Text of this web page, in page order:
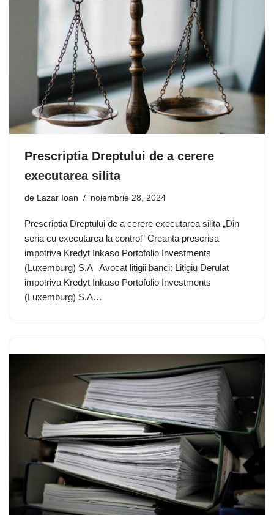
Prescriptia Dreptului de a cerere
executarea silita
de Lazar Ioan noiembrie 28, 2024
Prescriptia Dreptului de a cerere executarea silita „Din
seria cu executarea la control” Creanta prescrisa
impotriva Kredyt Inkaso Portofolio Investments
(Luxemburg) S.A Avocat litigii banci: Litigiu Derulat
impotriva Kredyt Inkaso Portofolio Investments
(Luxemburg) S.A…